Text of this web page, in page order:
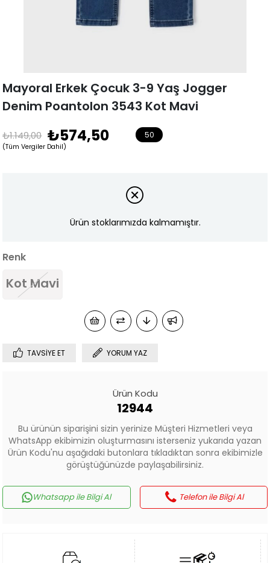
Mayoral Erkek Çocuk 3-9 Yaş Jogger
Denim Poantolon 3543 Kot Mavi
₺1.149,00 ₺574,50
(Tüm Vergiler Dahil)
50
Ürün stoklarımızda kalmamıştır.
Renk
Kot Mavi
TAVSIYE ET YORUM YAZ
Ürün Kodu
12944
Bu ürünün siparişini sizin yerinize Müşteri Hizmetleri veya
WhatsApp ekibimizin oluşturmasını isterseniz yukarıda yazan
Ürün Kodu'nu aşağıdaki butonlara tıkladıktan sonra ekibimizle
görüştüğünüzde paylaşabilirsiniz.
Whatsapp ile Bilgi Al Telefon ile Bilgi Al